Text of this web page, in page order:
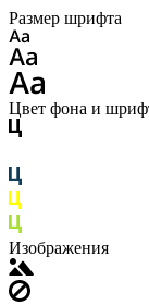
Размер шрифта
Цвет фона и
Изображения